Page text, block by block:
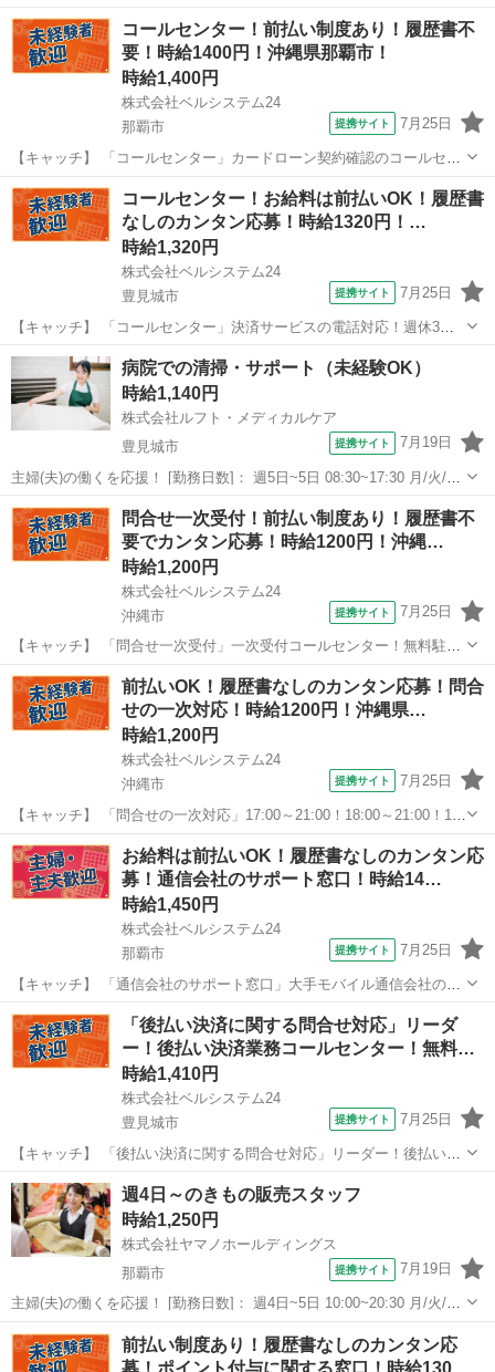
通勤OK！服装自由！開始日調整OK！豊崎エリア 【コメント】 ベルシ
ステム24ではWワークや扶養内勤務、短期や長期など様々なお仕事を
ご紹介可能！ お給料は前...
沖縄 豊見城市 電話対応
コールセンター！前払い制度あり！履歴書不
要！時給1400円！沖縄県那覇市！
時給1,400円
株式会社ベルシステム24
那覇市
提携サイト 7月25日
【キャッチ】 「コールセンター」カードローン契約確認のコールセン
ター！未経験歓迎！17:00退社 【コメント】 ベルシステム24には経験
や資格一切不問のお仕事も多数(^^♪ ＃扶養内・Wワーク ＃週2のスキ
マワーク ＃1...
沖縄 那覇市
コールセンター！お給料は前払いOK！履歴書
なしのカンタン応募！時給1320円！…
時給1,320円
株式会社ベルシステム24
豊見城市
提携サイト 7月25日
【キャッチ】 「コールセンター」決済サービスの電話対応！週休3日
OK！未経験歓迎！8月開始！車通勤OK 【コメント】 ベルシステム24
なら前払い＆履歴書不要！ 勤務時間や働き方など、あなたのライフス
タイルに合わせたお仕事を...
沖縄 豊見城市 電話対応
病院での清掃・サポート（未経験OK）
時給1,140円
株式会社ルフト・メディカルケア
豊見城市
提携サイト 7月19日
主婦(夫)の働くを応援！ [勤務日数]： 週5日~5日 08:30~17:30 月/火/水/
木/金 [勤務地・最寄駅]： 沖縄県豊見城市与根周辺の病院 株式会社ル
フト・メディカルケア [職種名]：病院での清掃・サポー...
沖縄 豊見城市
問合せ一次受付！前払い制度あり！履歴書不
要でカンタン応募！時給1200円！沖縄…
時給1,200円
株式会社ベルシステム24
沖縄市
提携サイト 7月25日
【キャッチ】 「問合せ一次受付」一次受付コールセンター！無料駐車
場完備！土日祝休み！週3日～！9月開始 【コメント】 ベルシステム
24ではWワークや扶養内勤務、短期や長期など様々なお仕事をご紹介
可能！ お給料は前払いで即G...
沖縄 沖縄市 電話対応
前払いOK！履歴書なしのカンタン応募！問合
せの一次対応！時給1200円！沖縄県…
時給1,200円
株式会社ベルシステム24
沖縄市
提携サイト 7月25日
【キャッチ】 「問合せの一次対応」17:00～21:00！18:00～21:00！1日
3時間～！学生・主婦（夫）歓迎！週3日～！開始日相談OK 【コメン
ト】 ベルシステム24ではWワークや扶養内勤務、短期や長期など様々
なお...
沖縄 沖縄市 電話対応
お給料は前払いOK！履歴書なしのカンタン応
募！通信会社のサポート窓口！時給14…
時給1,450円
株式会社ベルシステム24
那覇市
提携サイト 7月25日
【キャッチ】 「通信会社のサポート窓口」大手モバイル通信会社のコ
ールセンター！週2日～OK！扶養内OK！9月開始 【コメント】 ベルシ
ステム24には経験や資格一切不問のお仕事も多数(^^♪ ＃扶養内・Wワ
ーク ＃週2のス...
沖縄 那覇市 電話対応
「後払い決済に関する問合せ対応」リーダ
ー！後払い決済業務コールセンター！無料
駐…
時給1,410円
株式会社ベルシステム24
豊見城市
提携サイト 7月25日
【キャッチ】 「後払い決済に関する問合せ対応」リーダー！後払い決
済業務コールセンター！無料駐車場完備！給料前払いあり 【コメン
ト】 ベルシステム24ではWワークや扶養内勤務、短期や長期など様々
なお仕事をご紹介可能！ お給料...
沖縄 豊見城市 電話対応
週4日～のきもの販売スタッフ
時給1,250円
株式会社ヤマノホールディングス
那覇市
提携サイト 7月19日
主婦(夫)の働くを応援！ [勤務日数]： 週4日~5日 10:00~20:30 月/火/水/
木/金/土/日 などから選べます [勤務地・最寄駅]： 沖縄県那覇市久茂地
1-1-1 デパートリウボウ4F リウボウきものサロン...
沖縄 那覇市 受付
前払い制度あり！履歴書なしのカンタン応
募！ポイント付与に関する窓口！時給130…